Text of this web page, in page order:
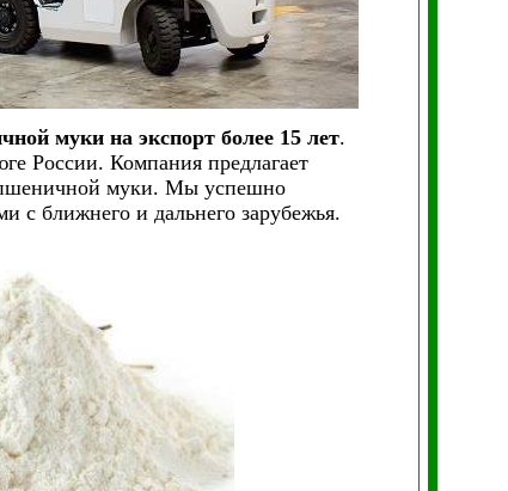
муки на экспорт более 15 лет.
России. Компания предлагает
пшеничной муки. Мы успешно
с ближнего и дальнего зарубежья.